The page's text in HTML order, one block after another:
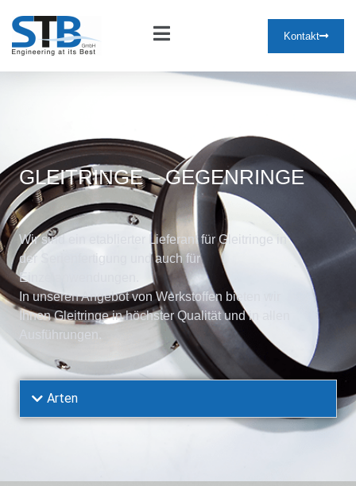
Kontakt
GLEITRINGE – GEGENRINGE
Wir sind ein etablierter Lieferant für Gleitringe in
der Serienfertigung und auch für
Einzelanwendungen.
In unseren Angebot von Werkstoffen bieten wir
Ihnen Gleitringe in höchster Qualität und in allen
Ausführungen.
Arten